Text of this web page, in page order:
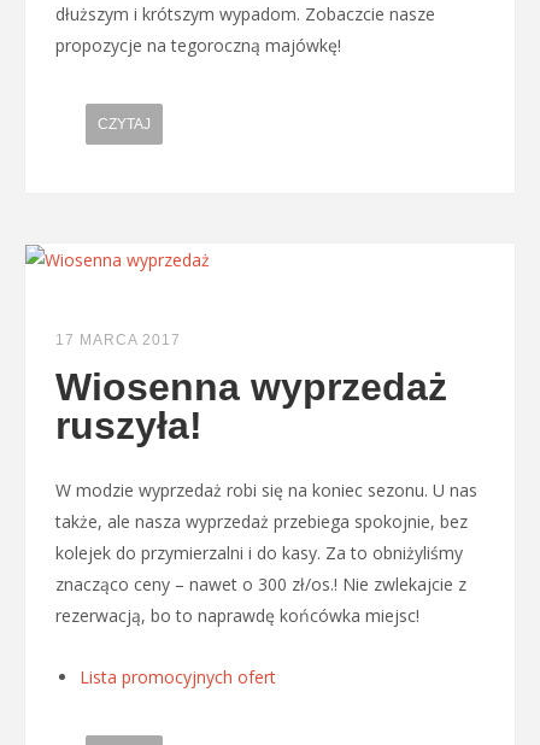
dłuższym i krótszym wypadom. Zobaczcie nasze
propozycje na tegoroczną majówkę!
CZYTAJ
17 MARCA 2017
Wiosenna wyprzedaż
ruszyła!
W modzie wyprzedaż robi się na koniec sezonu. U nas
także, ale nasza wyprzedaż przebiega spokojnie, bez
kolejek do przymierzalni i do kasy. Za to obniżyliśmy
znacząco ceny – nawet o 300 zł/os.! Nie zwlekajcie z
rezerwacją, bo to naprawdę końcówka miejsc!
Lista promocyjnych ofert